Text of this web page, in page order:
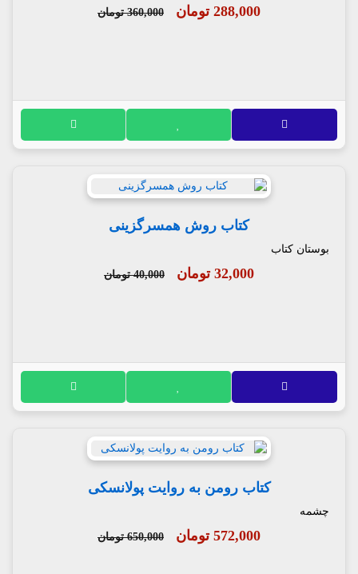
288,000 تومان 360,000 تومان
کتاب روش همسرگزینی
بوستان کتاب
32,000 تومان 40,000 تومان
کتاب رومن به روایت پولانسکی
چشمه
572,000 تومان 650,000 تومان